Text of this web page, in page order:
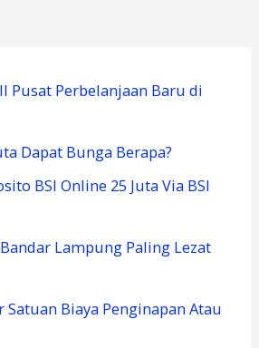
Pusat Perbelanjaan Baru di
Dapat Bunga Berapa?
BSI Online 25 Juta Via BSI
Lampung Paling Lezat
Satuan Biaya Penginapan Atau